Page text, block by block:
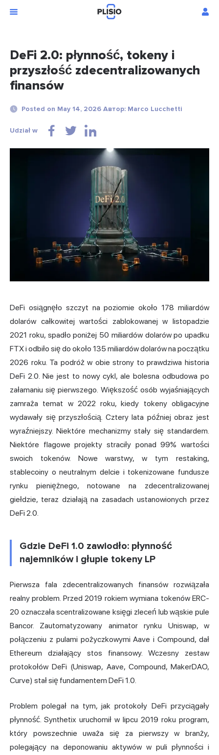
DeFi 2.0: płynność, tokeny i
przyszłość zdecentralizowanych
finansów
Posted on May 14, 2026 Автор: Marco Lucchetti
Udział w
DeFi osiągnęło szczyt na poziomie około 178 miliardów
dolarów całkowitej wartości zablokowanej w listopadzie
2021 roku, spadło poniżej 50 miliardów dolarów po upadku
FTX i odbiło się do około 135 miliardów dolarów na początku
2026 roku. Ta podróż w obie strony to prawdziwa historia
DeFi 2.0. Nie jest to nowy cykl, ale bolesna odbudowa po
załamaniu się pierwszego. Większość osób wyjaśniających
zamraża temat w 2022 roku, kiedy tokeny obligacyjne
wydawały się przyszłością. Cztery lata później obraz jest
wyraźniejszy. Niektóre mechanizmy stały się standardem.
Niektóre flagowe projekty straciły ponad 99% wartości
swoich tokenów. Nowe warstwy, w tym restaking,
stablecoiny o neutralnym delcie i tokenizowane fundusze
rynku pieniężnego, notowane na zdecentralizowanej
giełdzie, teraz działają na zasadach ustanowionych przez
DeFi 2.0.
Gdzie DeFi 1.0 zawiodło: płynność
najemników i głupie tokeny LP
Pierwsza fala zdecentralizowanych finansów rozwiązała
realny problem. Przed 2019 rokiem wymiana tokenów ERC-
20 oznaczała scentralizowane księgi zleceń lub wąskie pule
Bancor. Zautomatyzowany animatorrynku Uniswap, w
połączeniu z pulami pożyczkowymi Aave i Compound, dał
Ethereum działający stos finansowy. Wczesny zestaw
protokołów DeFi (Uniswap, Aave, Compound, MakerDAO,
Curve) stał się fundamentem DeFi 1.0.
Problem polegał na tym, jak protokoły DeFi przyciągały
płynność. Synthetix uruchomił w lipcu 2019 roku program,
który powszechnie uważa się za pierwszy w branży,
polegający na deponowaniu aktywów w puli płynności i